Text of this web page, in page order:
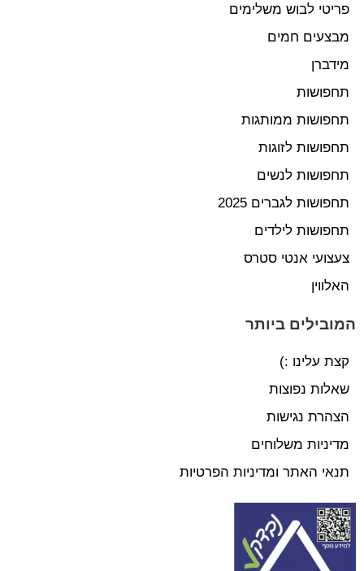
פריטי לבוש משלימים
מבצעים חמים
מידברן
תחפושות
תחפושות ממותגות
תחפושות לזוגות
תחפושות לנשים
תחפושות לגברים 2025
תחפושות לילדים
צעצועי אנטי סטרס
האלווין
המובילים ביותר
קצת עלינו :)
שאלות נפוצות
הצהרת נגישות
מדיניות משלוחים
תנאי האתר ומדיניות הפרטיות